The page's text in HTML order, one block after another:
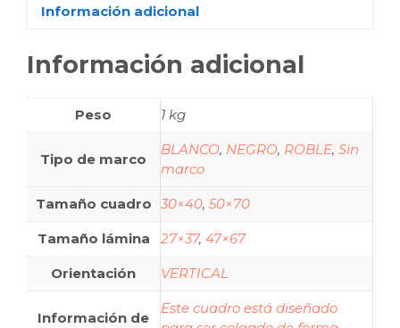
Información adicional
Información adicional
Peso 1 kg
Tipo de marco
BLANCO, NEGRO, ROBLE, Sin
marco
Tamaño cuadro 30×40, 50×70
Tamaño lámina 27×37, 47×67
Orientación VERTICAL
Información de
Este cuadro está diseñado